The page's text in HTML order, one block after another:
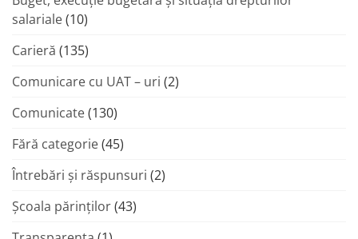
salariale(10)
Carieră (135)
Comunicare cu UAT – uri (2)
Comunicate(130)
Fără categorie(45)
Întrebări și răspunsuri (2)
Şcoala părinţilor(43)